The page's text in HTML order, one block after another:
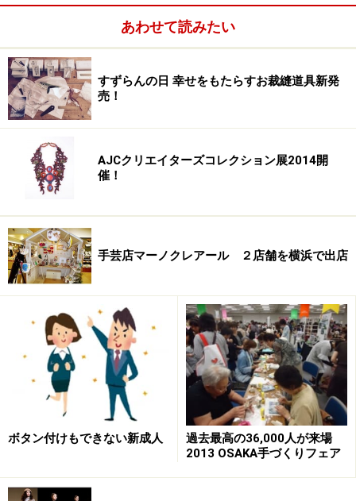
で編んだ帽子と毛糸が詰まっていました。私が子供の頃
ントでした。
編み物慈善慈善活動を呼びかけるロゴマーク
色々考えた末に、毛糸で編んだもので東北の被災者の
方々を助けなさいという、神様のお告げと理解すること
にしました。
現時点で20cm×20cmサイズで5,500枚ほど、毛糸で編ん
だモチーフが私の手元に届いています。
日本のニットファンはもとより、アメリカや中南米、ヨ
ラリア、ニュージーランドなどの南半球からも作品が寄
あわせて読みたい
すずらんの日 幸せをもたらすお裁縫道具新発
売！
AJCクリエイターズコレクション展2014開
催！
手芸店マーノクレアール ２店舗を横浜で出店
ボタン付けもできない新成人
過去最高の36,000人が来場
2013 OSAKA手づくりフェア